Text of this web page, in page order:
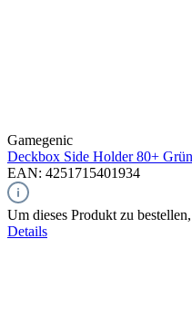
Gamegenic
Deckbox Side Holder 80+ Grün
EAN: 4251715401934
Um dieses Produkt zu
Details